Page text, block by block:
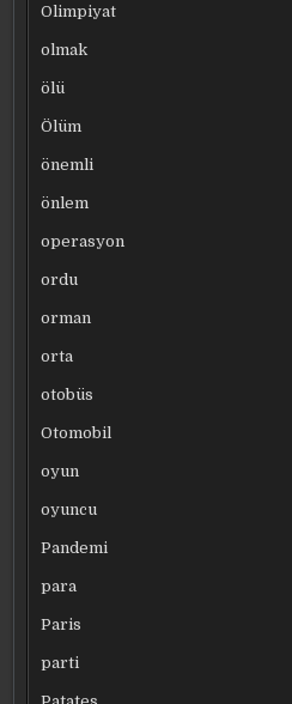
Olimpiyat
olmak
ölü
Ölüm
önemli
önlem
operasyon
ordu
orman
orta
otobüs
Otomobil
oyun
oyuncu
Pandemi
para
Paris
parti